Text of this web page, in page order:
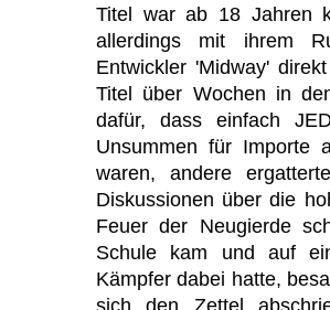
Titel war ab 18 Jahren
allerdings mit ihrem
Entwickler 'Midway'
Titel über Wochen in
dafür, dass einfach
Unsummen für Importe
waren, andere
Diskussionen über die
Feuer der Neugierde
Schule kam und auf
Kämpfer dabei hatte,
sich den Zettel